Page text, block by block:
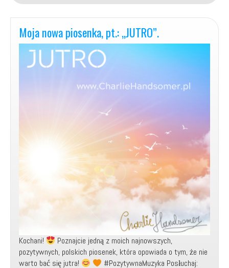
zasady,
porady”.
Moja nowa piosenka, pt.: „JUTRO”.
Kochani!
Poznajcie jedną z moich najnowszych,
pozytywnych, polskich piosenek, która opowiada o tym, że nie
warto bać się jutra!
#PozytywnaMuzyka Posłuchaj: